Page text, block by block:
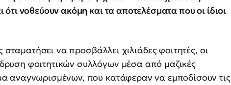
νοθεύουν ακόμη και τα αποτελέσματα που οι ίδιοι
σταματήσει να προσβάλλει χιλιάδες φοιτητές, οι
φοιτητικών συλλόγων μέσα από μαζικές
αναγνωρισμένων, που κατάφεραν να εμποδίσουν τις